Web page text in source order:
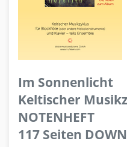
Im Sonnenlicht
Keltischer
NOTENHEFT
117 Seiten